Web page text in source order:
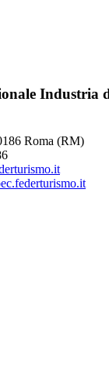
Industria
Roma (RM)